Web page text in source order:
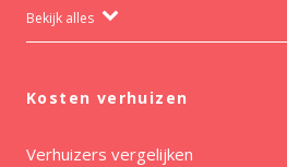
Bekijk alles
Kosten verhuizen
Verhuizers vergelijken